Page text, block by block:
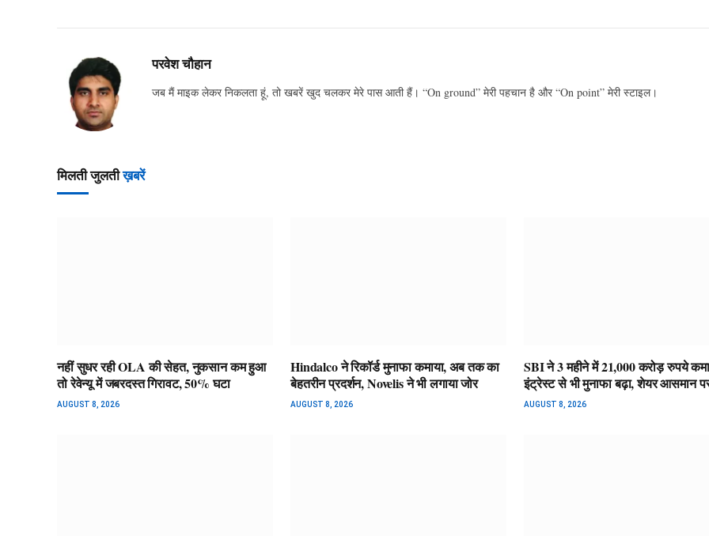
परवेश चौहान
जब मैं माइक लेकर निकलता हूं, तो खबरें खुद चलकर मेरे पास आती हैं। “On ground” मेरी पहचान है और “On point” मेरी स्टाइल।
मिलती जुलतीख़बरें
नहीं सुधर रही OLA की सेहत, नुकसान कम हुआ
तो रेवेन्यू में जबरदस्त गिरावट, 50% घटा
AUGUST 8, 2026
Hindalco ने रिकॉर्ड मुनाफा कमाया, अब तक का
बेहतरीन प्रदर्शन, Novelis ने भी लगाया जोर
AUGUST 8, 2026
SBI ने 3 महीने में 21,000 करोड़ रुपये
इंट्रेस्ट से भी मुनाफा बढ़ा, शेयर आसमान
AUGUST 8, 2026